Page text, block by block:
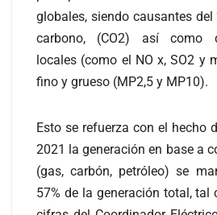
globales, siendo causantes
carbono, (CO2) así como
locales (como el NO x, SO2 y
fino y grueso (MP2,5 y MP10).
Esto se refuerza con el hecho
2021 la generación en base a
(gas, carbón, petróleo) se
57% de la generación total, tal